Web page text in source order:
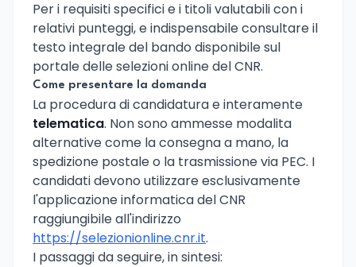
Per i requisiti specifici e i titoli valutabili con i
relativi punteggi, e indispensabile consultare il
testo integrale del bando disponibile sul
portale delle selezioni online del CNR.
Come presentare la domanda
La procedura di candidatura e interamente
telematica. Non sono ammesse modalita
alternative come la consegna a mano, la
spedizione postale o la trasmissione via PEC. I
candidati devono utilizzare esclusivamente
l'applicazione informatica del CNR
raggiungibile all'indirizzo
https://selezionionline.cnr.it.
I passaggi da seguire, in sintesi: